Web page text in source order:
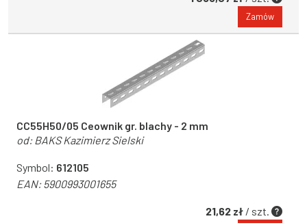
Zamów
CC55H50/05 Ceownik gr. blachy - 2 mm
od: BAKS Kazimierz Sielski
Symbol: 612105
EAN:5900993001655
21,62 zł / szt.